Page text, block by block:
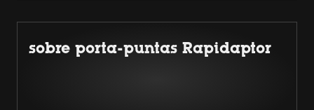
sobre porta-puntas Rapidaptor